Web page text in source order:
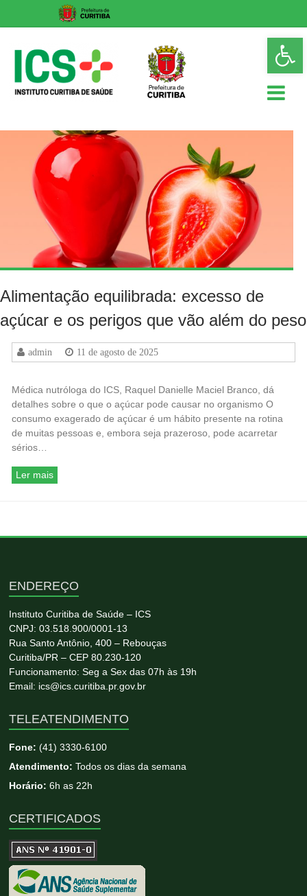
content
ICS
Instituto
Curitiba
Saúde
Alimentação equilibrada: excesso de
açúcar e os perigos que vão além do peso
admin 11 de agosto de 2025
Médica nutróloga do ICS, Raquel Danielle Maciel Branco, dá
detalhes sobre o que o açúcar pode causar no organismo O
consumo exagerado de açúcar é um hábito presente na rotina
de muitas pessoas e, embora seja prazeroso, pode acarretar
sérios…
Ler mais
ENDEREÇO
Instituto Curitiba de Saúde – ICS
CNPJ: 03.518.900/0001-13
Rua Santo Antônio, 400 – Rebouças
Curitiba/PR – CEP 80.230-120
Funcionamento: Seg a Sex das 07h às 19h
Email: ics@ics.curitiba.pr.gov.br
TELEATENDIMENTO
Fone:(41) 3330-6100
Atendimento: Todos os dias da semana
Horário: 6h as 22h
CERTIFICADOS